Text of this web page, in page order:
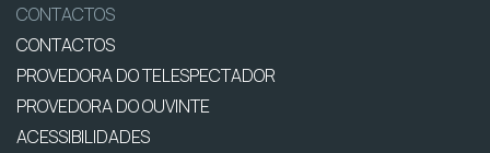
CONTACTOS
CONTACTOS
PROVEDORA DO TELESPECTADOR
PROVEDORA DO OUVINTE
ACESSIBILIDADES